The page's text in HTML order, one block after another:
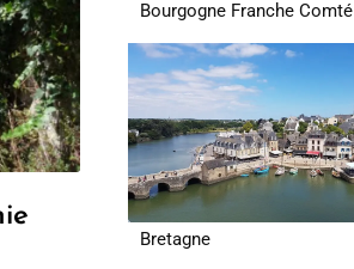
Bourgogne Franche Comté
Bretagne